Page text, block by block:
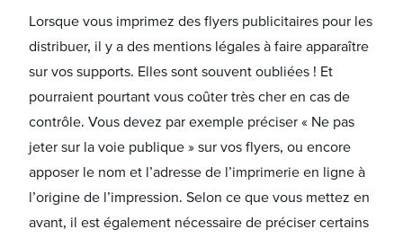
Lorsque vous imprimez des flyers publicitaires pour les
distribuer, il y a des mentions légales à faire apparaître
sur vos supports. Elles sont souvent oubliées ! Et
pourraient pourtant vous coûter très cher en cas de
contrôle. Vous devez par exemple préciser « Ne pas
jeter sur la voie publique » sur vos flyers, ou encore
apposer le nom et l’adresse de l’imprimerie en ligne à
l’origine de l’impression. Selon ce que vous mettez en
avant, il est également nécessaire de préciser certains